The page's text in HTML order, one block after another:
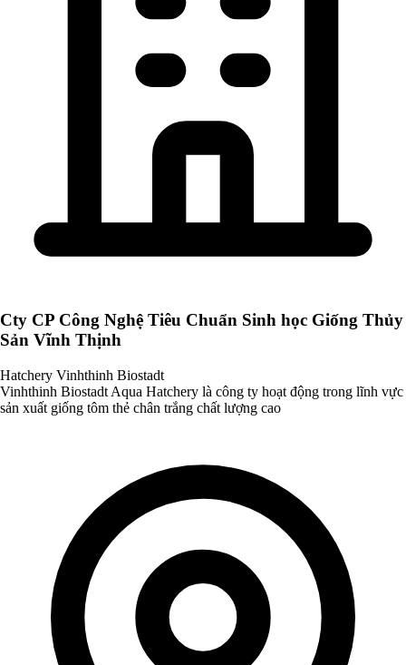
Cty CP Công Nghệ Tiêu Chuẩn Sinh học Giống Thủy
Sản Vĩnh Thịnh
Hatchery Vinhthinh Biostadt
Vinhthinh Biostadt Aqua Hatchery là công ty hoạt động trong lĩnh vực
sản xuất giống tôm thẻ chân trắng chất lượng cao